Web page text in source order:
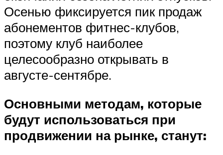
Осенью фиксируется пик продаж
абонементов фитнес-клубов,
поэтому клуб наиболее
целесообразно открывать в
августе-сентябре.
Основными методам, которые
будут использоваться при
продвижении на рынке, станут: